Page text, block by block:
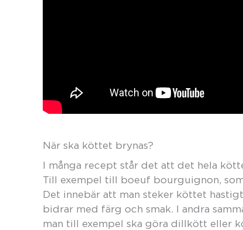
När ska köttet brynas?
I många recept står det att det hela
Till exempel till boeuf bourguignon,
Det innebär att man steker köttet
bidrar med färg och smak. I andra
man till exempel ska göra dillkött eller